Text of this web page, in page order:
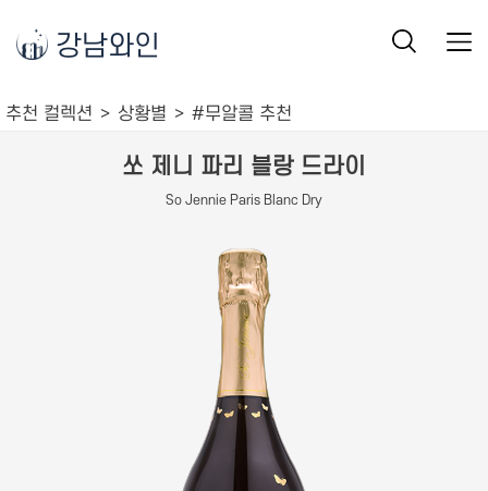
강남와인
추천 컬렉션 상황별 #무알콜 추천
쏘 제니 파리 블랑 드라이
So Jennie Paris Blanc Dry